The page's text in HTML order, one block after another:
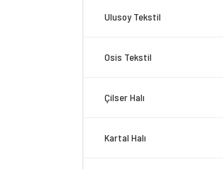
Ulusoy Tekstil
Osis Tekstil
Çilser Halı
Kartal Halı